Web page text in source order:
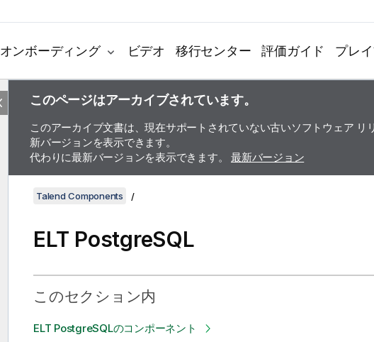
オンボーディング ビデオ 移行センター 評価ガイド プレ
このページはアーカイブされています。
このアーカイブ文書は、現在サポートされていない古いソフトウェア リ
新バージョンを表示できます。
代わりに最新バージョンを表示できます。 最新バージョン
Talend Components
ELT PostgreSQL
このセクション内
ELT PostgreSQLのコンポーネント